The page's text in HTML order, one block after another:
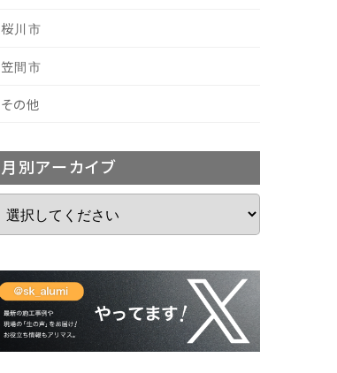
桜川市
笠間市
その他
月別アーカイブ